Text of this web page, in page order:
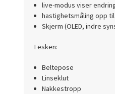
live-modus viser
hastighetsmåling opp
Skjerm (OLED, indre
I esken:
Beltepose
Linseklut
Nakkestropp